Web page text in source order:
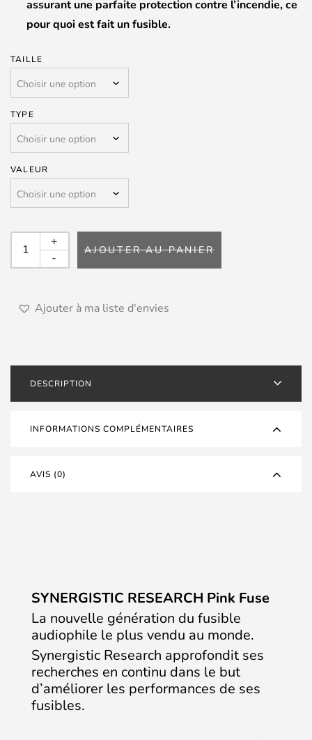
assurant une parfaite protection contre l’incendie, ce
pour quoi est fait un fusible.
TAILLE
TYPE
VALEUR
quantité
Pink
-
+
AJOUTER AU PANIER
Ajouter à ma liste d'envies
DESCRIPTION
INFORMATIONS COMPLÉMENTAIRES
AVIS (0)
SYNERGISTIC RESEARCH Pink Fuse
La nouvelle génération du fusible
audiophile le plus vendu au monde.
Synergistic Research approfondit ses
recherches en continu dans le but
d’améliorer les performances de ses
fusibles.